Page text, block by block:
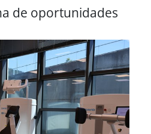
de oportunidades